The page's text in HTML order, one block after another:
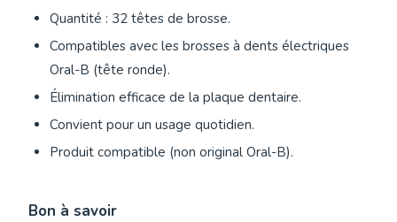
Quantité : 32 têtes de brosse.
Compatibles avec les brosses à dents électriques
Oral-B (tête ronde).
Élimination efficace de la plaque dentaire.
Convient pour un usage quotidien.
Produit compatible (non original Oral-B).
Bon à savoir